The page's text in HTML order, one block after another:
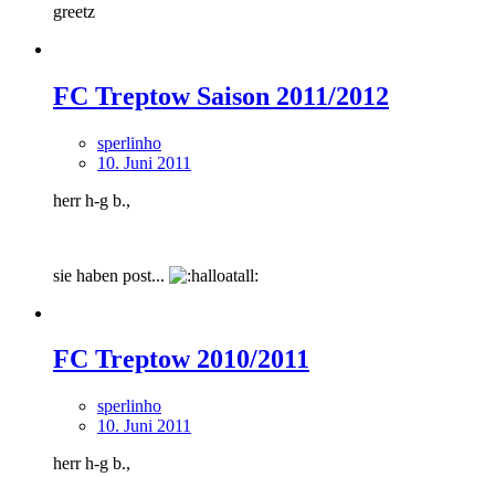
greetz
FC Treptow Saison 2011/2012
sperlinho
10. Juni 2011
herr h-g b.,
sie haben post...
FC Treptow 2010/2011
sperlinho
10. Juni 2011
herr h-g b.,